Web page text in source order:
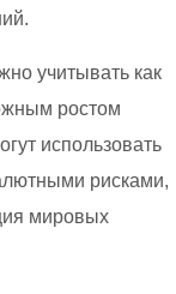
учитывать как
ростом
использовать
рисками,
мировых